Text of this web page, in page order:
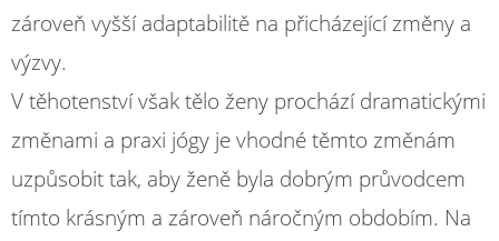
zároveň vyšší adaptabilitě na přicházející změny a
výzvy.
V těhotenství však tělo ženy prochází dramatickými
změnami a praxi jógy je vhodné těmto změnám
uzpůsobit tak, aby ženě byla dobrým průvodcem
tímto krásným a zároveň náročným obdobím. Na